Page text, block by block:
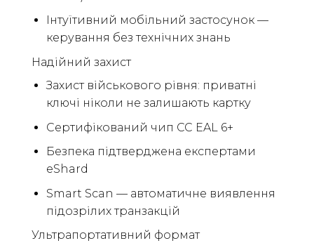
Інтуїтивний мобільний застосунок —
керування без технічних знань
Надійний захист
Захист військового рівня: приватні
ключі ніколи не залишають картку
Сертифікований чип CC EAL 6+
Безпека підтверджена експертами
eShard
Smart Scan — автоматичне виявлення
підозрілих транзакцій
Ультрапортативний формат